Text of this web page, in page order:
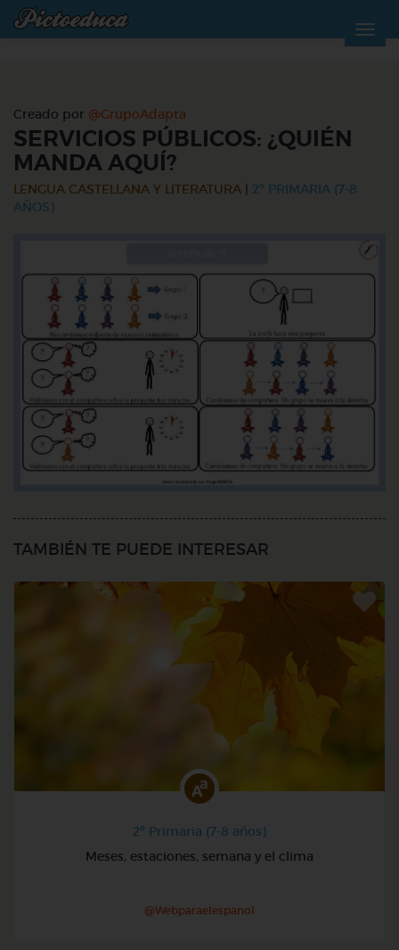
Creado por @GrupoAdapta
SERVICIOS PÚBLICOS: ¿QUIÉN
MANDA AQUÍ?
LENGUA CASTELLANA Y LITERATURA
2º PRIMARIA (7-8
AÑOS)
TAMBIÉN TE PUEDE INTERESAR
2º Primaria (7-8 años)
Meses, estaciones, semana y el clima
@Webparaelespanol